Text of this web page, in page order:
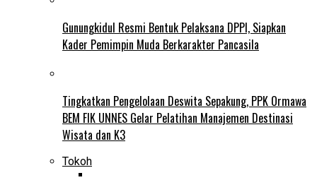
Gunungkidul Resmi Bentuk Pelaksana DPPI, Siapkan
Kader Pemimpin Muda Berkarakter Pancasila
Tingkatkan Pengelolaan Deswita Sepakung, PPK Ormawa
BEM FIK UNNES Gelar Pelatihan Manajemen Destinasi
Wisata dan K3
Tokoh